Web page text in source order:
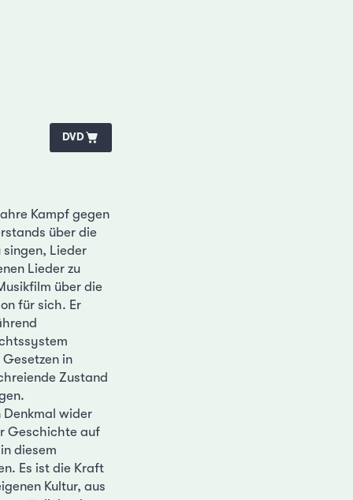
DVD
Kampf gegen
über die
Lieder
Lieder zu
über die
für sich. Er
in
Zustand
Denkmal wider
Geschichte auf
diesem
Es ist die Kraft
Kultur, aus